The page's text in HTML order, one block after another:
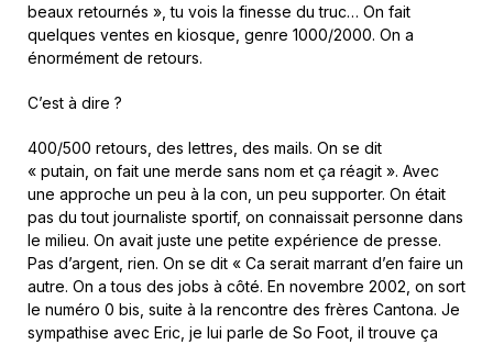
beaux retournés », tu vois la finesse du truc… On fait
quelques ventes en kiosque, genre 1000/2000. On a
énormément de retours.
C’est à dire ?
400/500 retours, des lettres, des mails. On se dit
« putain, on fait une merde sans nom et ça réagit ». Avec
une approche un peu à la con, un peu supporter. On était
pas du tout journaliste sportif, on connaissait personne dans
le milieu. On avait juste une petite expérience de presse.
Pas d’argent, rien. On se dit « Ca serait marrant d’en faire un
autre. On a tous des jobs à côté. En novembre 2002, on sort
le numéro 0 bis, suite à la rencontre des frères Cantona. Je
sympathise avec Eric, je lui parle de So Foot, il trouve ça